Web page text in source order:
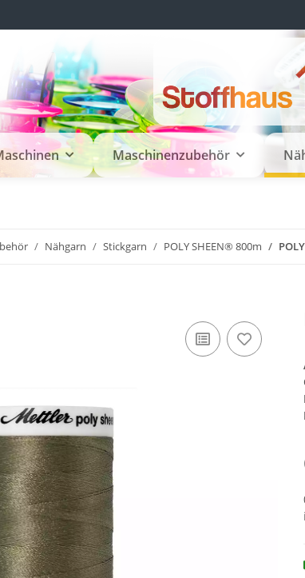
Maschinenzubehör
Nähgarn Stickgarn POLY SHEEN® 800m